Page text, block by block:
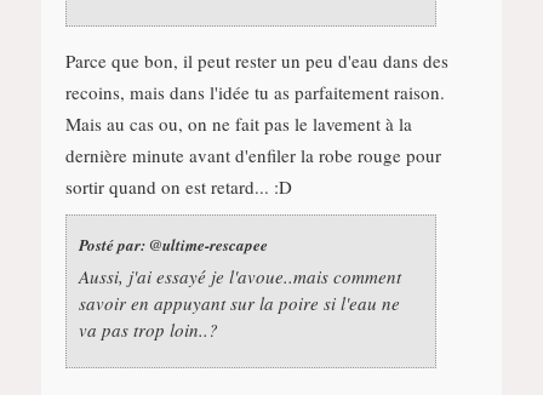
Parce que bon, il peut rester un peu d'eau dans des
recoins, mais dans l'idée tu as parfaitement raison.
Mais au cas ou, on ne fait pas le lavement à la
dernière minute avant d'enfiler la robe rouge pour
sortir quand on est retard... :D
Posté par:@ultime-rescapee
Aussi, j'ai essayé je l'avoue..mais comment
savoir en appuyant sur la poire si l'eau ne
va pas trop loin..?